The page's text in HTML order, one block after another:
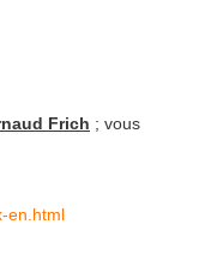
Frich ; vous
en.html